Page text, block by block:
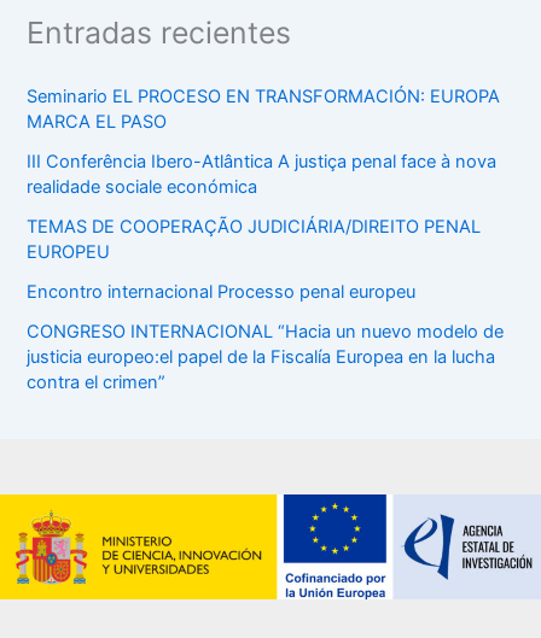
Entradas recientes
Seminario EL PROCESO EN TRANSFORMACIÓN: EUROPA
MARCA EL PASO
III Conferência Ibero-Atlântica A justiça penal face à nova
realidade sociale económica
TEMAS DE COOPERAÇÃO JUDICIÁRIA/DIREITO PENAL
EUROPEU
Encontro internacional Processo penal europeu
CONGRESO INTERNACIONAL “Hacia un nuevo modelo de
justicia europeo:el papel de la Fiscalía Europea en la lucha
contra el crimen”